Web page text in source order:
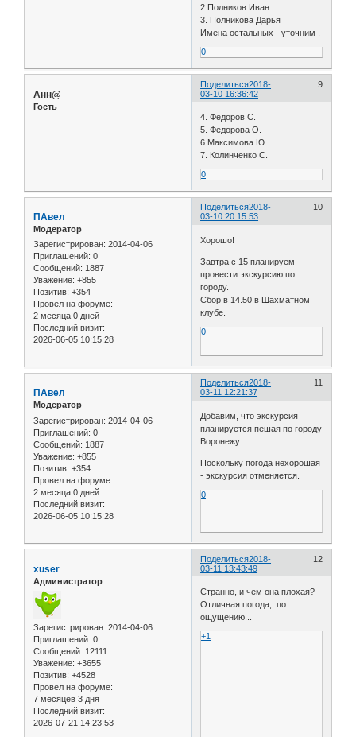
2.Полников Иван
3. Полникова Дарья
Имена остальных - уточним .
0
Поделиться 9
2018-
03-10 16:36:42
Анн@
Гость
4. Федоров С.
5. Федорова О.
6.Максимова Ю.
7. Колинченко С.
0
Поделиться 10
2018-
03-10 20:15:53
ПАвел
Модератор
Зарегистрирован: 2014-04-06
Приглашений: 0
Сообщений: 1887
Уважение: +855
Позитив: +354
Провел на форуме:
2 месяца 0 дней
Последний визит:
2026-06-05 10:15:28
Хорошо!
Завтра с 15 планируем
провести экскурсию по
городу.
Сбор в 14.50 в Шахматном
клубе.
0
Поделиться 11
2018-
03-11 12:21:37
ПАвел
Модератор
Зарегистрирован: 2014-04-06
Приглашений: 0
Сообщений: 1887
Уважение: +855
Позитив: +354
Провел на форуме:
2 месяца 0 дней
Последний визит:
2026-06-05 10:15:28
Добавим, что экскурсия
планируется пешая по городу
Воронежу.
Поскольку погода нехорошая
- экскурсия отменяется.
0
Поделиться 12
2018-
03-11 13:43:49
xuser
Администратор
Зарегистрирован: 2014-04-06
Приглашений: 0
Сообщений: 12111
Уважение: +3655
Позитив: +4528
Провел на форуме:
7 месяцев 3 дня
Последний визит:
2026-07-21 14:23:53
Странно, и чем она плохая?
Отличная погода, по
ощущению...
+1